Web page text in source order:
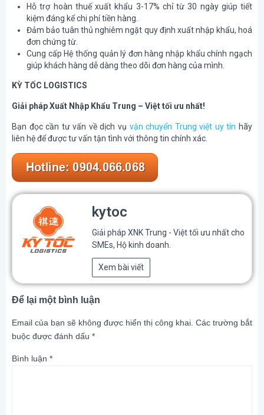
Hỗ trợ hoàn thuế xuất khẩu 3-17% chỉ từ 30 ngày giúp tiết
kiệm đáng kể chi phí tiền hàng.
Đảm bảo tuân thủ nghiêm ngặt quy định xuất nhập khẩu, hoá
đơn chứng từ.
Cung cấp Hệ thống quản lý đơn hàng nhập khẩu chính ngạch
giúp khách hàng dễ dàng theo dõi đơn hàng của mình.
KỲ TỐC LOGISTICS
Giải pháp Xuất Nhập Khẩu Trung – Việt tối ưu nhất!
Bạn đọc cần tư vấn về dịch vụ vận chuyển Trung việt uy tín hãy
liên hệ để được tư vấn tận tình với thông tin chính xác.
kytoc
Giải pháp XNK Trung - Việt tối ưu nhất cho
SMEs, Hộ kinh doanh.
Xem bài viết
Để lại một bình luận
Email của bạn sẽ không được hiển thị công khai. Các trường bắt
buộc được đánh dấu *
Bình luận *